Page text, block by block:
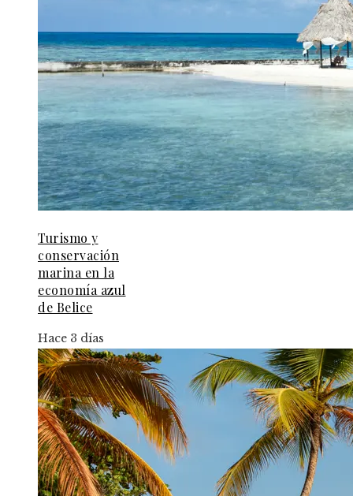
Turismo y
conservación
marina en la
economía azul
de Belice
Hace 3 días